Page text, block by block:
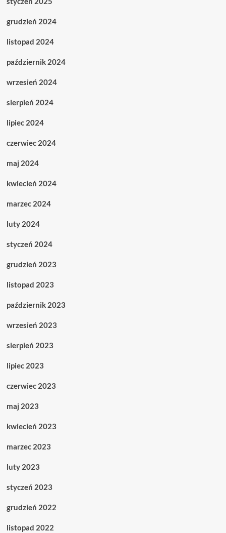
grudzień 2024
listopad 2024
październik 2024
wrzesień 2024
sierpień 2024
lipiec 2024
czerwiec 2024
maj 2024
kwiecień 2024
marzec 2024
luty 2024
styczeń 2024
grudzień 2023
listopad 2023
październik 2023
wrzesień 2023
sierpień 2023
lipiec 2023
czerwiec 2023
maj 2023
kwiecień 2023
marzec 2023
luty 2023
styczeń 2023
grudzień 2022
listopad 2022